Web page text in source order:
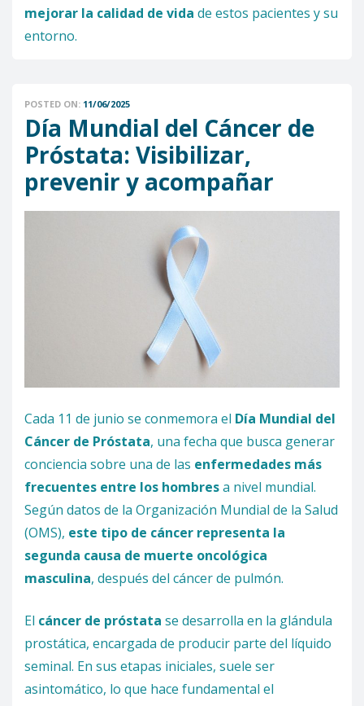
mejorar la calidad de vida de estos pacientes y su
entorno.
POSTED ON: 11/06/2025
Día Mundial del Cáncer de
Próstata: Visibilizar,
prevenir y acompañar
Cada 11 de junio se conmemora el Día Mundial del
Cáncer de Próstata, una fecha que busca generar
conciencia sobre una de las enfermedades más
frecuentes entre los hombresa nivel mundial.
Según datos de la Organización Mundial de la Salud
(OMS), este tipo de cáncer representa la
segunda causa de muerte oncológica
masculina, después del cáncer de pulmón.
El cáncer de próstata se desarrolla en la glándula
prostática, encargada de producir parte del líquido
seminal. En sus etapas iniciales, suele ser
asintomático, lo que hace fundamental el